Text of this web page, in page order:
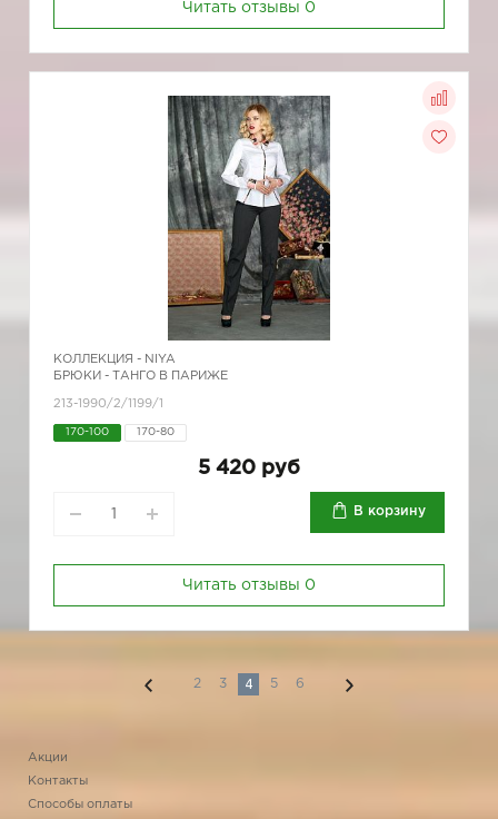
Читать отзывы 0
КОЛЛЕКЦИЯ - NIYA
БРЮКИ - ТАНГО В ПАРИЖЕ
213-1990/2/1199/1
170-100 170-80
5 420 руб
В корзину
Читать отзывы 0
2 3 4 5 6
Акции
Контакты
Способы оплаты